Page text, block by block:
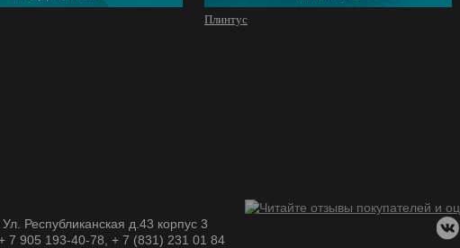
Плинтус
Республиканская д.43 корпус 3
7 905 193-40-78, + 7 (831) 231 01 84